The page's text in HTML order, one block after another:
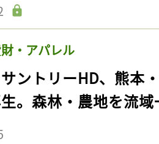
・アパレル
サントリーHD、熊本
。森林・農地を流